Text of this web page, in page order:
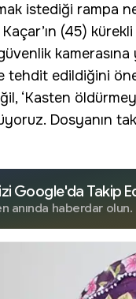
istediği rampa
(45) kürekli
güvenlik
tehdit edildiğini
‘Kasten
Dosyanın
Google'da Takip
anında haberdar olun.